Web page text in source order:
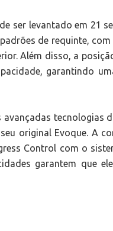
ser levantado em 21
de requinte,
Além disso, a
garantindo
tecnologias
original Evoque. A
Control com o
garantem que